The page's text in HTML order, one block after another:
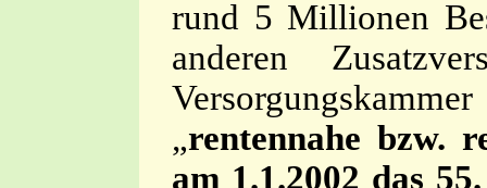
rund 5 Millionen
anderen
„rentennahe bzw.
am 1.1.2002 das